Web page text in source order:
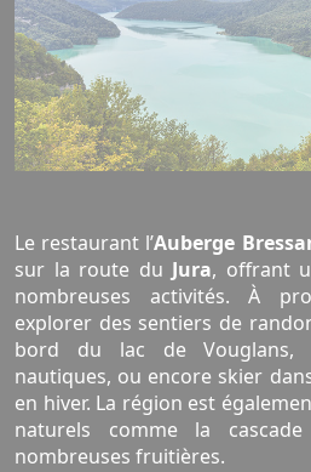
Le restaurant l’Auberge
sur la route du Jura, offrant
nombreuses activités. À
explorer des sentiers de
bord du lac de Vouglans,
nautiques, ou encore skier
en hiver. La région est
naturels comme la
nombreuses fruitières.